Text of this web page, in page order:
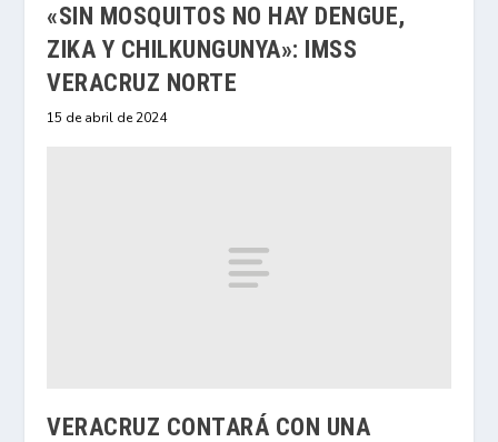
«SIN MOSQUITOS NO HAY DENGUE,
ZIKA Y CHILKUNGUNYA»: IMSS
VERACRUZ NORTE
15 de abril de 2024
VERACRUZ CONTARÁ CON UNA